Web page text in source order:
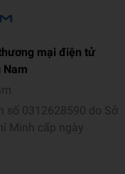
mại điện tử
Nam
số 0312628590 do Sở
Minh cấp ngày